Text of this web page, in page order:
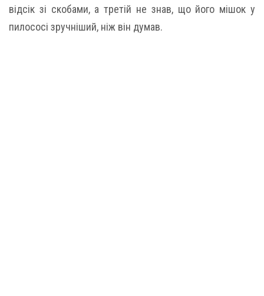
відсік зі скобами, а третій не знав, що його мішок у
пилососі зручніший, ніж він думав.